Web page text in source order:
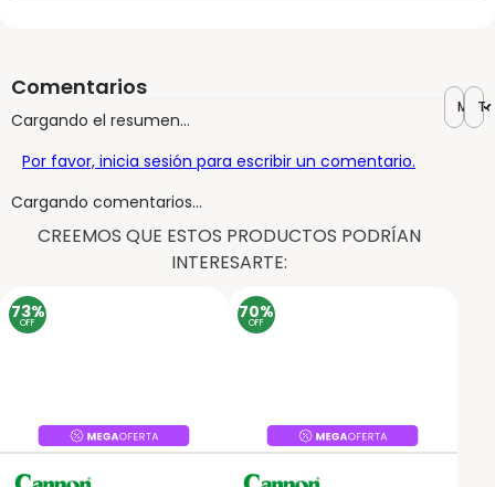
Comentarios
Cargando el resumen…
Por favor, inicia sesión para escribir un comentario.
Más
Cargando comentarios…
CREEMOS QUE ESTOS PRODUCTOS PODRÍAN
INTERESARTE:
73%
OFF
70%
OFF